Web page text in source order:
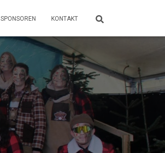
SPONSOREN KONTAKT